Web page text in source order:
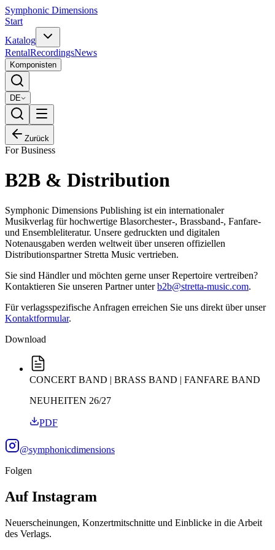
Symphonic Dimensions
Start
Katalog
RentalRecordingsNews
Komponisten
DE
Zurück
For Business
B2B & Distribution
Symphonic Dimensions Publishing ist ein internationaler
Musikverlag für hochwertige Blasorchester-, Brassband-, Fanfare-
und Ensembleliteratur. Unsere gedruckten und digitalen
Notenausgaben werden weltweit über unseren offiziellen
Distributionspartner Stretta Music vertrieben.
Sie sind Händler und möchten gerne unser Repertoire vertreiben?
Kontaktieren Sie unseren Partner unterb2b@stretta-music.com.
Für verlagsspezifische Anfragen erreichen Sie uns direkt über unser
Kontaktformular.
Download
CONCERT BAND | BRASS BAND | FANFARE BAND
NEUHEITEN 26/27
PDF
@symphonicdimensions
Folgen
Auf Instagram
Neuerscheinungen, Konzertmitschnitte und Einblicke in die Arbeit
des Verlags.